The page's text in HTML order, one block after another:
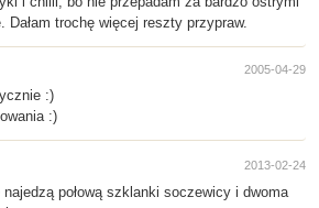
Dałam trochę więcej reszty przypraw.
2005-04-29
:)
:)
2013-02-24
połową szklanki soczewicy i dwoma